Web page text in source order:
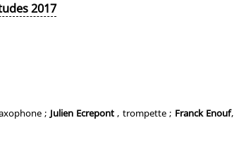
2017
; Julien Ecrepont, trompette ; Franck Enouf,